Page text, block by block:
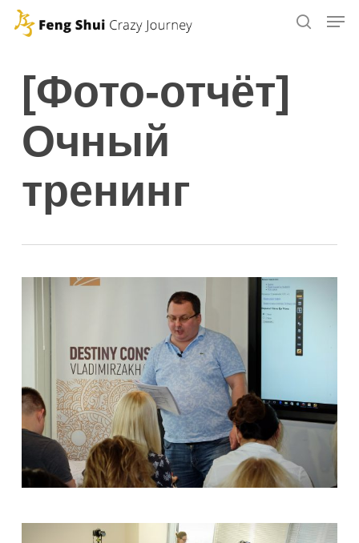
Skip
content[Фото-отчёт]
Очный
тренинг